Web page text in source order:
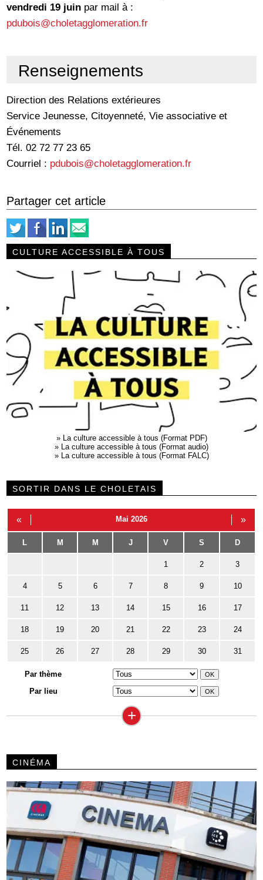
vendredi 19 juin par mail à :
pdubois@choletagglomeration.fr
Renseignements
Direction des Relations extérieures
Service Jeunesse, Citoyenneté, Vie associative et
Événements
Tél. 02 72 77 23 65
Courriel : pdubois@choletagglomeration.fr
Partager cet article
CULTURE ACCESSIBLE À TOUS
» La culture accessible à tous (Format PDF)
» La culture accessible à tous (Format audio)
» La culture accessible à tous (Format FALC)
SORTIR DANS LE CHOLETAIS
« Mai 2026 »
L M M J V S D
1 2 3
4 5 6 7 8 9 10
11 12 13 14 15 16 17
18 19 20 21 22 23 24
25 26 27 28 29 30 31
Par thème
Par lieu
+
CINÉMA